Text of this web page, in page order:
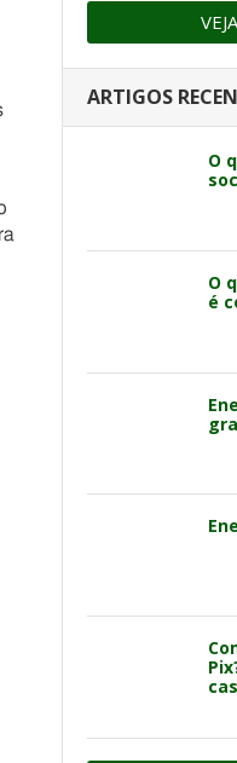
ARTIGOS
O
O
é